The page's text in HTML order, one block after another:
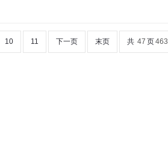
10 11 下一页 末页 共 47 页463